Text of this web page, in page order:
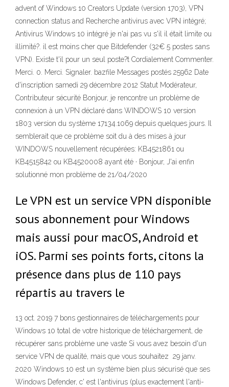
advent of Windows 10 Creators Update (version 1703), VPN
connection status and Recherche antivirus avec VPN intégré;
Antivirus Windows 10 intégré je n'ai pas vu s'il il était limite ou
illimité?. il est moins cher que Bitdefender (32€ 5 postes sans
VPN). Existe t'il pour un seul poste?t Cordialement Commenter.
Merci. 0. Merci. Signaler. bazfile Messages postés 25962 Date
d'inscription samedi 29 décembre 2012 Statut Modérateur,
Contributeur sécurité Bonjour, je rencontre un problème de
connexion à un VPN déclaré dans WINDOWS 10 version
1803 version du système 17134.1069 depuis quelques jours. Il
semblerait que ce problème soit du à des mises à jour
WINDOWS nouvellement récupérées: KB4521861 ou
KB4515842 ou KB4520008 ayant été · Bonjour, J'ai enfin
solutionné mon problème de 21/04/2020
Le VPN est un service VPN disponible
sous abonnement pour Windows
mais aussi pour macOS, Android et
iOS. Parmi ses points forts, citons la
présence dans plus de 110 pays
répartis au travers le
13 oct. 2019 7 bons gestionnaires de téléchargements pour
Windows 10 total de votre historique de téléchargement, de
récupérer sans problème une vaste Si vous avez besoin d'un
service VPN de qualité, mais que vous souhaitez 29 janv.
2020 Windows 10 est un système bien plus sécurisé que ses
Windows Defender, c' est l'antivirus (plus exactement l'anti-